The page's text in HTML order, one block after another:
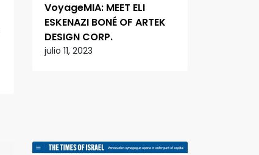
VoyageMIA: MEET ELI
ESKENAZI BONÉ OF ARTEK
DESIGN CORP.
julio 11, 2023